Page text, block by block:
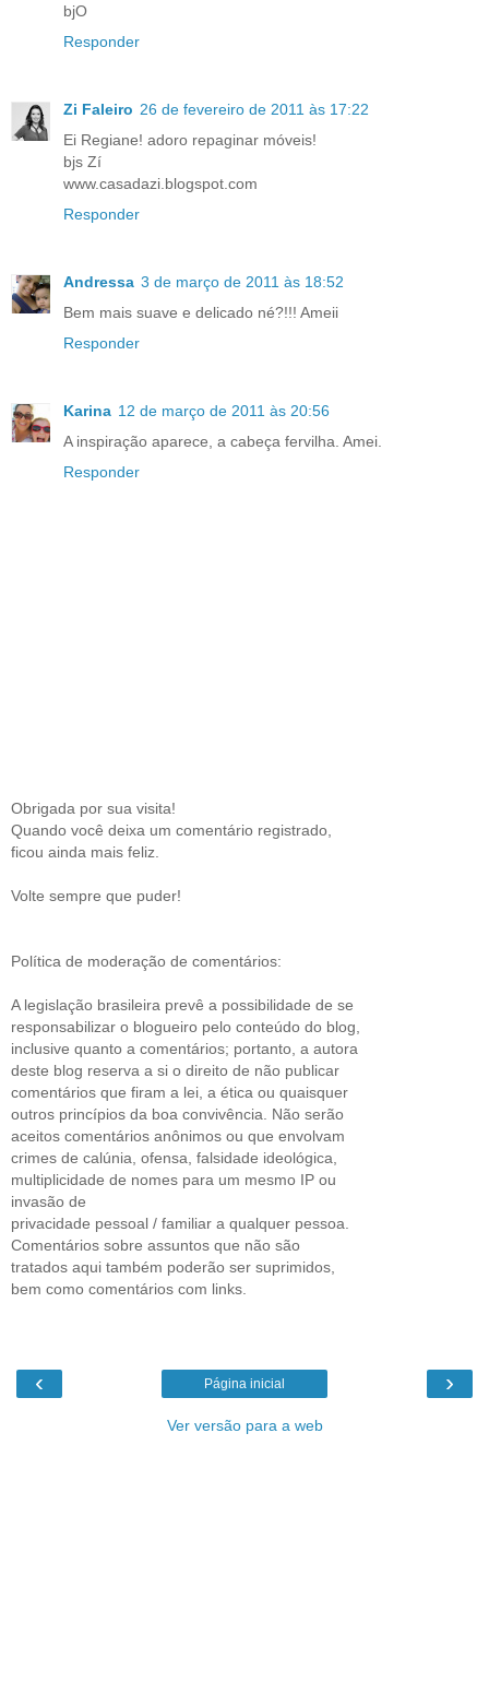
bjO
Responder
Zi Faleiro 26 de fevereiro de 2011 às 17:22
Ei Regiane! adoro repaginar móveis!
bjs Zí
www.casadazi.blogspot.com
Responder
Andressa 3 de março de 2011 às 18:52
Bem mais suave e delicado né?!!! Ameii
Responder
Karina 12 de março de 2011 às 20:56
A inspiração aparece, a cabeça fervilha. Amei.
Responder
Obrigada por sua visita!
Quando você deixa um comentário registrado,
ficou ainda mais feliz.
Volte sempre que puder!
Política de moderação de comentários:
A legislação brasileira prevê a possibilidade de se
responsabilizar o blogueiro pelo conteúdo do blog,
inclusive quanto a comentários; portanto, a autora
deste blog reserva a si o direito de não publicar
comentários que firam a lei, a ética ou quaisquer
outros princípios da boa convivência. Não serão
aceitos comentários anônimos ou que envolvam
crimes de calúnia, ofensa, falsidade ideológica,
multiplicidade de nomes para um mesmo IP ou
invasão de
privacidade pessoal / familiar a qualquer pessoa.
Comentários sobre assuntos que não são
tratados aqui também poderão ser suprimidos,
bem como comentários com links.
‹ ›
Página inicial
Ver versão para a web